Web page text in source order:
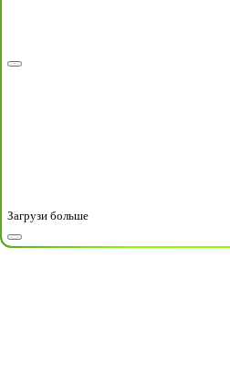
Загрузи больше